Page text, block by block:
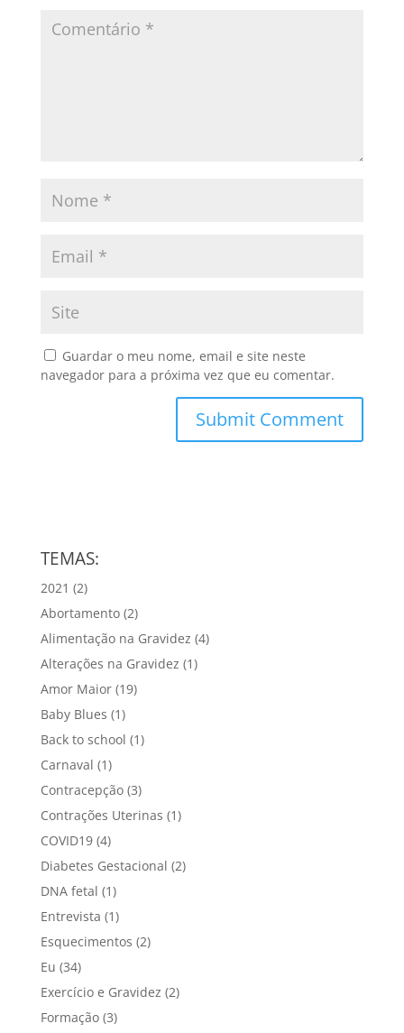
Guardar o meu nome, email e site neste
navegador para a próxima vez que eu comentar.
TEMAS:
2021 (2)
Abortamento(2)
Alimentação na Gravidez (4)
Alterações na Gravidez (1)
Amor Maior(19)
Baby Blues (1)
Back to school (1)
Carnaval (1)
Contracepção(3)
Contrações Uterinas (1)
COVID19(4)
Diabetes Gestacional (2)
DNA fetal (1)
Entrevista (1)
Esquecimentos (2)
Eu (34)
Exercício e Gravidez (2)
Formação(3)